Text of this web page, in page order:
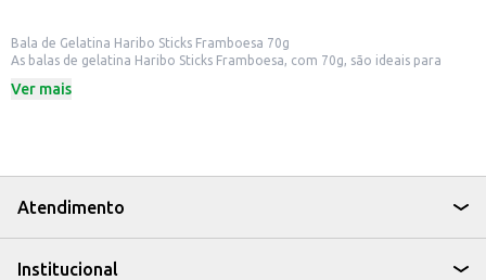
Bala de Gelatina Haribo Sticks Framboesa 70g
As balas de gelatina Haribo Sticks Framboesa, com 70g, são ideais para
seja em casa, no trabalho ou para revenda em pequenos comércios.
As balas de gelatina Haribo Sticks Framboesa são uma escolha saborosa e
versátil para diversas ocasiões, oferecendo um toque de doçura e
praticidade para o seu dia a dia.
Ver mais
Atendimento
Institucional